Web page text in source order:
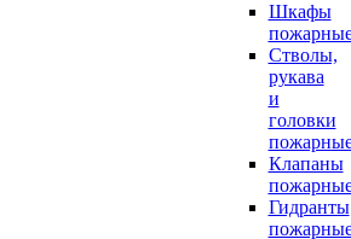
Шкафы
Стволы,
рукава
и
головки
Клапаны
Гидранты